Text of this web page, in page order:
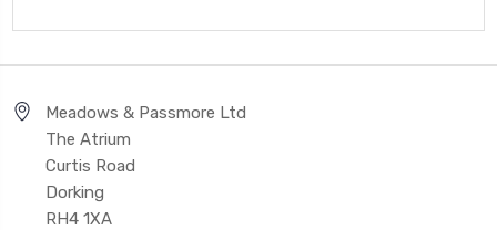
Meadows & Passmore Ltd
The Atrium
Curtis Road
Dorking
RH4 1XA